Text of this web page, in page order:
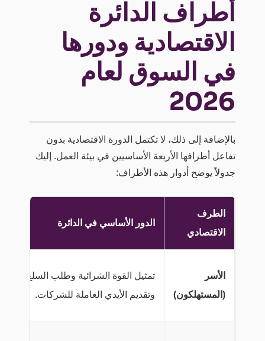
أطراف الدائرة
الاقتصادية ودورها
في السوق لعام
2026
بالإضافة إلى ذلك، لا تكتمل الدورة الاقتصادية بدون
تفاعل أطرافها الأربعة الأساسيين في بيئة العمل. إليك
جدولاً يوضح أدوار هذه الأطراف:
الطرف
الاقتصادي
الدور الأساسي في الدائرة
الأسر
(المستهلكون)
تمثيل القوة الشرائية وطلب السلع،
وتقديم الأيدي العاملة للشركات.